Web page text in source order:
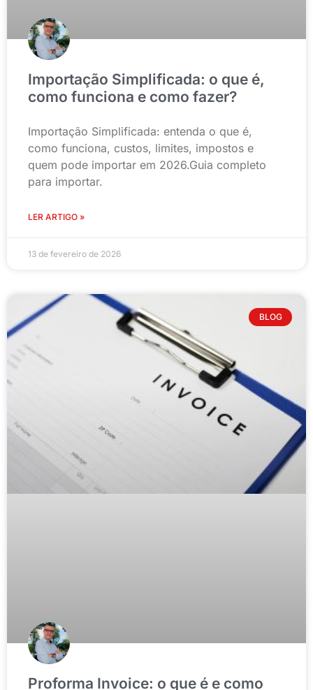
Importação Simplificada: o que é,
como funciona e como fazer?
Importação Simplificada: entenda o que é,
como funciona, custos, limites, impostos e
quem pode importar em 2026.Guia completo
para importar.
LER ARTIGO »
13 de fevereiro de 2026
BLOG
Proforma Invoice: o que é e como